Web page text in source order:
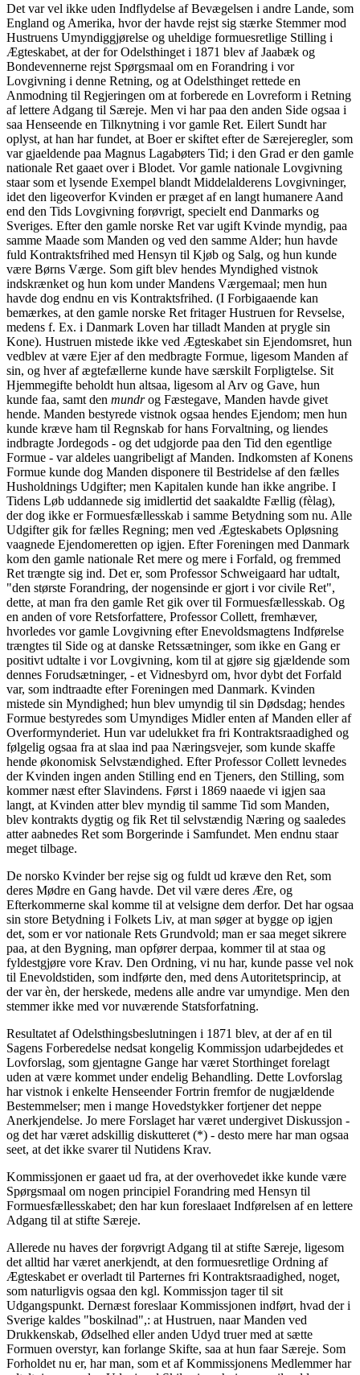
Det var vel ikke uden Indflydelse af Bevægelsen i andre Lande, som
England og Amerika, hvor der havde rejst sig stærke Stemmer mod
Hustruens Umyndiggjørelse og uheldige formuesretlige Stilling i
Ægteskabet, at der for Odelsthinget i 1871 blev af Jaabæk og
Bondevennerne rejst Spørgsmaal om en Forandring i vor
Lovgivning i denne Retning, og at Odelsthinget rettede en
Anmodning til Regjeringen om at forberede en Lovreform i Retning
af lettere Adgang til Særeje. Men vi har paa den anden Side ogsaa i
saa Henseende en Tilknytning i vor gamle Ret. Eilert Sundt har
oplyst, at han har fundet, at Boer er skiftet efter de Særejeregler, som
var gjaeldende paa Magnus Lagabøters Tid; i den Grad er den gamle
nationale Ret gaaet over i Blodet. Vor gamle nationale Lovgivning
staar som et lysende Exempel blandt Middelalderens Lovgivninger,
idet den ligeoverfor Kvinden er præget af en langt humanere Aand
end den Tids Lovgivning forøvrigt, specielt end Danmarks og
Sveriges. Efter den gamle norske Ret var ugift Kvinde myndig, paa
samme Maade som Manden og ved den samme Alder; hun havde
fuld Kontraktsfrihed med Hensyn til Kjøb og Salg, og hun kunde
være Børns Værge. Som gift blev hendes Myndighed vistnok
indskrænket og hun kom under Mandens Værgemaal; men hun
havde dog endnu en vis Kontraktsfrihed. (I Forbigaaende kan
bemærkes, at den gamle norske Ret fritager Hustruen for Revselse,
medens f. Ex. i Danmark Loven har tilladt Manden at prygle sin
Kone). Hustruen mistede ikke ved Ægteskabet sin Ejendomsret, hun
vedblev at være Ejer af den medbragte Formue, ligesom Manden af
sin, og hver af ægtefællerne kunde have særskilt Forpligtelse. Sit
Hjemmegifte beholdt hun altsaa, ligesom al Arv og Gave, hun
kunde faa, samt den mundrog Fæstegave, Manden havde givet
hende. Manden bestyrede vistnok ogsaa hendes Ejendom; men hun
kunde kræve ham til Regnskab for hans Forvaltning, og liendes
indbragte Jordegods - og det udgjorde paa den Tid den egentlige
Formue - var aldeles uangribeligt af Manden. Indkomsten af Konens
Formue kunde dog Manden disponere til Bestridelse af den fælles
Husholdnings Udgifter; men Kapitalen kunde han ikke angribe. I
Tidens Løb uddannede sig imidlertid det saakaldte Fællig (fèlag),
der dog ikke er Formuesfællesskab i samme Betydning som nu. Alle
Udgifter gik for fælles Regning; men ved Ægteskabets Opløsning
vaagnede Ejendomeretten op igjen. Efter Foreningen med Danmark
kom den gamle nationale Ret mere og mere i Forfald, og fremmed
Ret trængte sig ind. Det er, som Professor Schweigaard har udtalt,
"den største Forandring, der nogensinde er gjort i vor civile Ret",
dette, at man fra den gamle Ret gik over til Formuesfællesskab. Og
en anden of vore Retsforfattere, Professor Collett, fremhæver,
hvorledes vor gamle Lovgivning efter Enevoldsmagtens Indførelse
trængtes til Side og at danske Retssætninger, som ikke en Gang er
positivt udtalte i vor Lovgivning, kom til at gjøre sig gjældende som
dennes Forudsætninger, - et Vidnesbyrd om, hvor dybt det Forfald
var, som indtraadte efter Foreningen med Danmark. Kvinden
mistede sin Myndighed; hun blev umyndig til sin Dødsdag; hendes
Formue bestyredes som Umyndiges Midler enten af Manden eller af
Overformynderiet. Hun var udelukket fra fri Kontraktsraadighed og
følgelig ogsaa fra at slaa ind paa Næringsvejer, som kunde skaffe
hende økonomisk Selvstændighed. Efter Professor Collett levnedes
der Kvinden ingen anden Stilling end en Tjeners, den Stilling, som
kommer næst efter Slavindens. Først i 1869 naaede vi igjen saa
langt, at Kvinden atter blev myndig til samme Tid som Manden,
blev kontrakts dygtig og fik Ret til selvstændig Næring og saaledes
atter aabnedes Ret som Borgerinde i Samfundet. Men endnu staar
meget tilbage.
De norsko Kvinder ber rejse sig og fuldt ud kræve den Ret, som
deres Mødre en Gang havde. Det vil være deres Ære, og
Efterkommerne skal komme til at velsigne dem derfor. Det har ogsaa
sin store Betydning i Folkets Liv, at man søger at bygge op igjen
det, som er vor nationale Rets Grundvold; man er saa meget sikrere
paa, at den Bygning, man opfører derpaa, kommer til at staa og
fyldestgjøre vore Krav. Den Ordning, vi nu har, kunde passe vel nok
til Enevoldstiden, som indførte den, med dens Autoritetsprincip, at
der var èn, der herskede, medens alle andre var umyndige. Men den
stemmer ikke med vor nuværende Statsforfatning.
Resultatet af Odelsthingsbeslutningen i 1871 blev, at der af en til
Sagens Forberedelse nedsat kongelig Kommissjon udarbejdedes et
Lovforslag, som gjentagne Gange har været Storthinget forelagt
uden at være kommet under endelig Behandling. Dette Lovforslag
har vistnok i enkelte Henseender Fortrin fremfor de nugjældende
Bestemmelser; men i mange Hovedstykker fortjener det neppe
Anerkjendelse. Jo mere Forslaget har været undergivet Diskussjon -
og det har været adskillig diskutteret (*) - desto mere har man ogsaa
seet, at det ikke svarer til Nutidens Krav.
Kommissjonen er gaaet ud fra, at der overhovedet ikke kunde være
Spørgsmaal om nogen principiel Forandring med Hensyn til
Formuesfællesskabet; den har kun foreslaaet Indførelsen af en lettere
Adgang til at stifte Særeje.
Allerede nu haves der forøvrigt Adgang til at stifte Særeje, ligesom
det alltid har været anerkjendt, at den formuesretlige Ordning af
Ægteskabet er overladt til Parternes fri Kontraktsraadighed, noget,
som naturligvis ogsaa den kgl. Kommissjon tager til sit
Udgangspunkt. Dernæst foreslaar Kommissjonen indført, hvad der i
Sverige kaldes "boskilnad",: at Hustruen, naar Manden ved
Drukkenskab, Ødselhed eller anden Udyd truer med at sætte
Formuen overstyr, kan forlange Skifte, saa at hun faar Særeje. Som
Forholdet nu er, har man, som et af Kommissjonens Medlemmer har